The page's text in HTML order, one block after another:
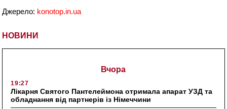
НОВИНИ
Вчора
19:27
Лікарня Святого Пантелеймона отримала апарат УЗД та
обладнання від партнерів із Німеччини
Джерело: konotop.in.ua